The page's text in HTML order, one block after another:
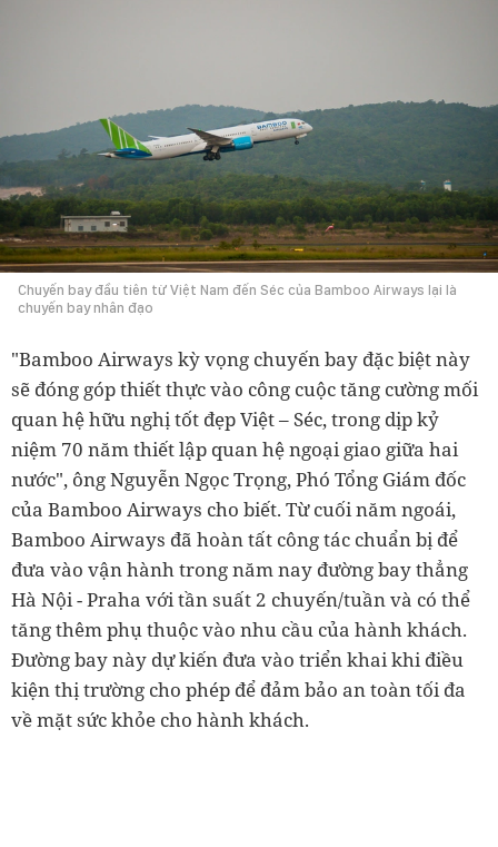
Chuyến bay đầu tiên từ Việt Nam đến Séc của Bamboo Airways lại là
chuyến bay nhân đạo
"Bamboo Airways kỳ vọng chuyến bay đặc biệt này
sẽ đóng góp thiết thực vào công cuộc tăng cường mối
quan hệ hữu nghị tốt đẹp Việt – Séc, trong dịp kỷ
niệm 70 năm thiết lập quan hệ ngoại giao giữa hai
nước", ông Nguyễn Ngọc Trọng, Phó Tổng Giám đốc
của Bamboo Airways cho biết. Từ cuối năm ngoái,
Bamboo Airways đã hoàn tất công tác chuẩn bị để
đưa vào vận hành trong năm nay đường bay thẳng
Hà Nội - Praha với tần suất 2 chuyến/tuần và có thể
tăng thêm phụ thuộc vào nhu cầu của hành khách.
Đường bay này dự kiến đưa vào triển khai khi điều
kiện thị trường cho phép để đảm bảo an toàn tối đa
về mặt sức khỏe cho hành khách.